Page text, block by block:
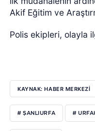
Akif Eğitim ve
Polis ekipleri, olayla
KAYNAK: HABER MERKEZI
# ŞANLIURFA #